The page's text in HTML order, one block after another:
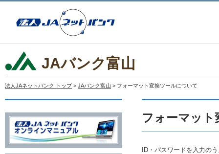
JAバンク富山
法人JAネットバンク トップ > JAバンク富山 > フォーマット変換ツールについて
フォーマット
ID・パスワードを入力の